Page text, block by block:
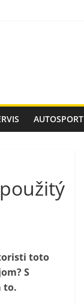
AUTOSPORT
toto
S
to.